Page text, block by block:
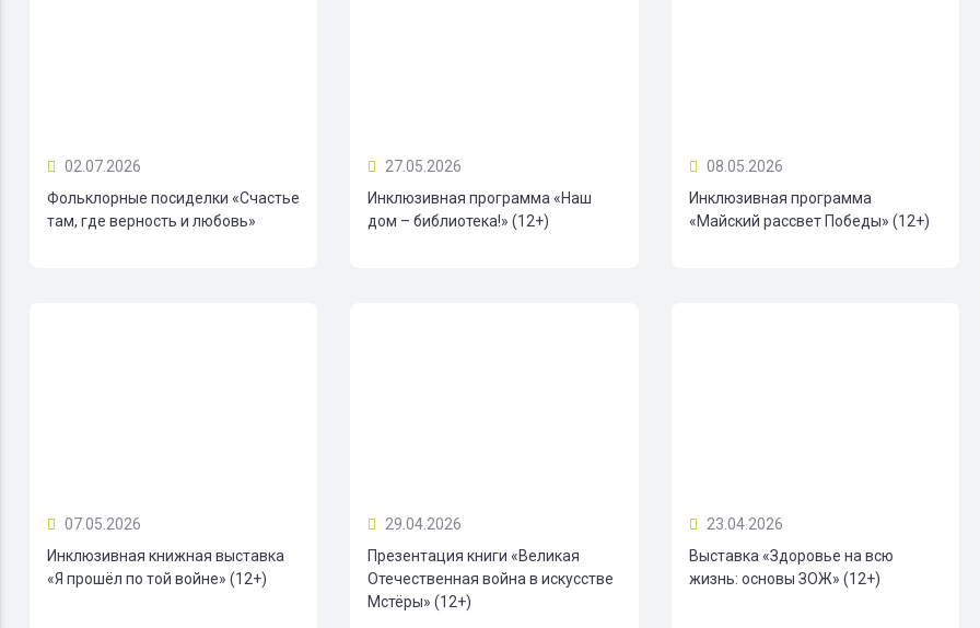
02.07.2026
Фольклорные посиделки «Счастье
там, где верность и любовь»
27.05.2026
Инклюзивная программа «Наш
дом – библиотека!» (12+)
08.05.2026
Инклюзивная программа
«Майский рассвет Победы» (12+)
07.05.2026
Инклюзивная книжная выставка
«Я прошёл по той войне» (12+)
29.04.2026
Презентация книги «Великая
Отечественная война в искусстве
Мстёры» (12+)
23.04.2026
Выставка «Здоровье на всю
жизнь: основы ЗОЖ» (12+)